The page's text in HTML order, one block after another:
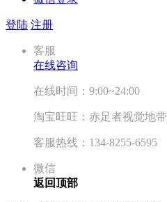
登陆 注册
客服
在线咨询
在线时间：9:00~24:00
淘宝旺旺：赤足者视觉地带
客服热线：134-8255-6595
微信
返回顶部